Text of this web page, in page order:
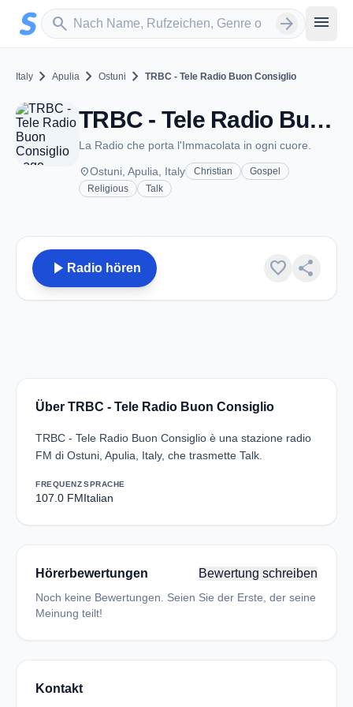
Zum Hauptinhalt springen
search
Sender suchen arrow_forward menu
Italy chevron_right Apulia chevron_right Ostuni chevron_right TRBC - Tele Radio Buon Consiglio
TRBC - Tele Radio Buon Consiglio - FM 107.0 - Ostuni
La Radio che porta l'Immacolata in ogni cuore.
placeOstuni, Apulia, Italy Christian
Gospel
Religious
Talk
play_arrow Radio hören favorite share
Über TRBC - Tele Radio Buon Consiglio
TRBC - Tele Radio Buon Consiglio è una stazione radio
FM di Ostuni, Apulia, Italy, che trasmette Talk.
FREQUENZ
107.0 FM
SPRACHE
Italian
Hörerbewertungen Bewertung schreiben
Noch keine Bewertungen. Seien Sie der Erste, der seine
Meinung teilt!
Kontakt